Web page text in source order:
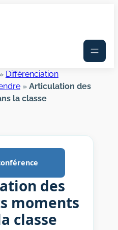
Différenciation
» Articulation des
la classe
des
moments
classe